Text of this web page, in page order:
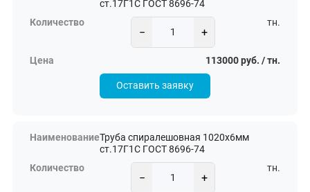
ст.17Г1С ГОСТ 8696-74
− +
тн.
113000 руб. / тн.
Оставить заявку
Труба спиралешовная 1020х6мм
ст.17Г1С ГОСТ 8696-74
− +
тн.